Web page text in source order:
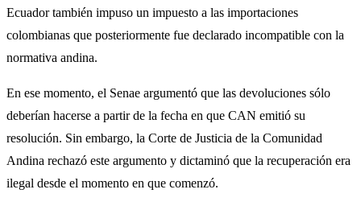
Ecuador también impuso un impuesto a las importaciones
colombianas que posteriormente fue declarado incompatible con la
normativa andina.
En ese momento, el Senae argumentó que las devoluciones sólo
deberían hacerse a partir de la fecha en que CAN emitió su
resolución. Sin embargo, la Corte de Justicia de la Comunidad
Andina rechazó este argumento y dictaminó que la recuperación era
ilegal desde el momento en que comenzó.